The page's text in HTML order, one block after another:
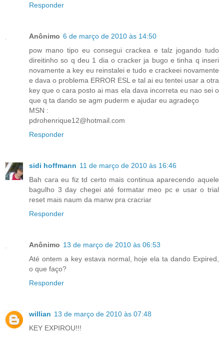
Responder
Anônimo 6 de março de 2010 às 14:50
pow mano tipo eu consegui crackea e talz jogando tudo
direitinho so q deu 1 dia o cracker ja bugo e tinha q inseri
novamente a key eu reinstalei e tudo e crackeei novamente
e dava o problema ERROR ESL e tal ai eu tentei usar a otra
key que o cara posto ai mas ela dava incorreta eu nao sei o
que q ta dando se agm puderm e ajudar eu agradeço
MSN :
pdrohenrique12@hotmail.com
Responder
sidi hoffmann 11 de março de 2010 às 16:46
Bah cara eu fiz td certo mais continua aparecendo aquele
bagulho 3 day chegei até formatar meo pc e usar o trial
reset mais naum da manw pra cracriar
Responder
Anônimo 13 de março de 2010 às 06:53
Até ontem a key estava normal, hoje ela ta dando Expired,
o que faço?
Responder
willian 13 de março de 2010 às 07:48
KEY EXPIROU!!!